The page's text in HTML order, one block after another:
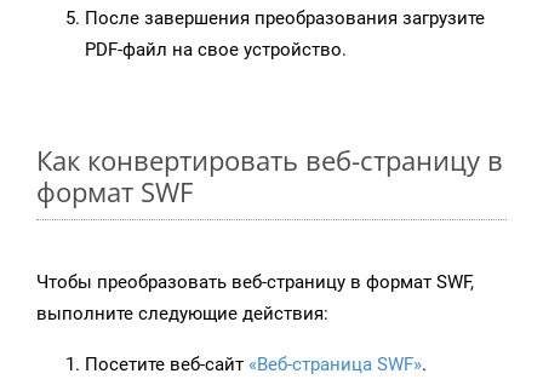
После завершения преобразования загрузите
PDF-файл на свое устройство.
Как конвертировать веб-страницу в
формат SWF
Чтобы преобразовать веб-страницу в формат SWF,
выполните следующие действия:
Посетите веб-сайт «Веб-страница SWF».